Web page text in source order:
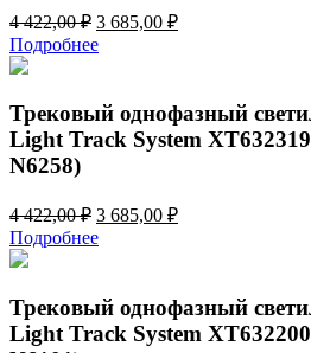
4 422,00₽ Первоначальная
цена
составляла
422,00 ₽.
3 685,00 ₽Текущая
Подробнее
Трековый однофазный
Light Track System
N6258)
4 422,00₽ Первоначальная
цена
составляла
422,00 ₽.
3 685,00 ₽Текущая
Подробнее
Трековый однофазный
Light Track System